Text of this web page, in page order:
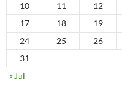
10
11 12
17
18 19
24
25 26
31
« Jul